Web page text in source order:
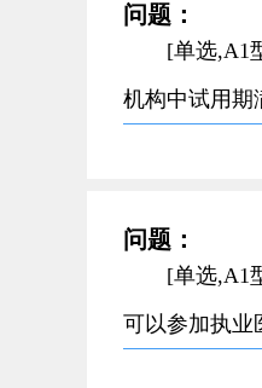
问题：
[单选,A1
机构中试用期
问题：
[单选,A1
可以参加执业